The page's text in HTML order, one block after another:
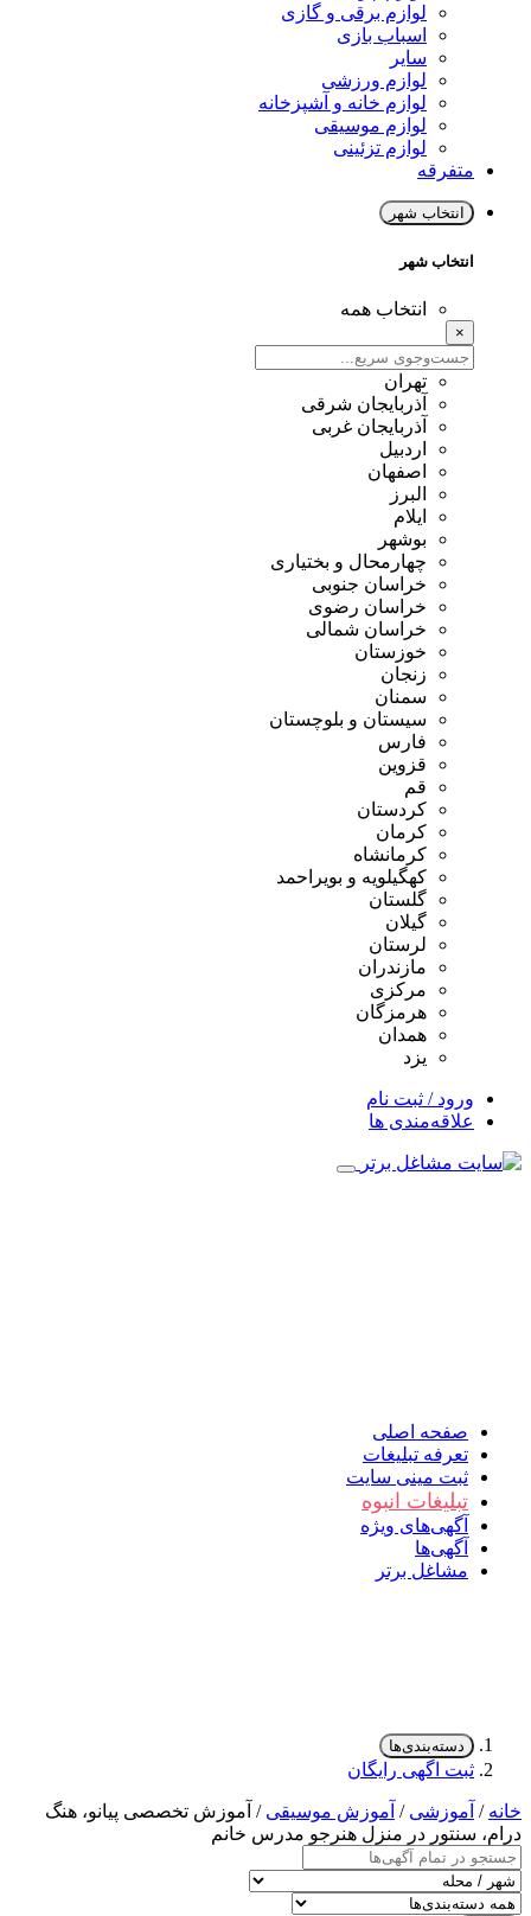
لوازم برقی و گازی
اسباب بازی
سایر
لوازم ورزشی
لوازم خانه و آشپزخانه
لوازم موسیقی
لوازم تزئینی
متفرقه
انتخاب شهر
انتخاب شهر
انتخاب همه
تهران
آذربایجان شرقی
آذربایجان غربی
اردبیل
اصفهان
البرز
ایلام
بوشهر
چهارمحال و بختیاری
خراسان جنوبی
خراسان رضوی
خراسان شمالی
خوزستان
زنجان
سمنان
سیستان و بلوچستان
فارس
قزوین
قم
کردستان
کرمان
کرمانشاه
کهگیلویه و بویراحمد
گلستان
گیلان
لرستان
مازندران
مرکزی
هرمزگان
همدان
یزد
ورود / ثبت نام
علاقه‌مندی ها
صفحه اصلی
تعرفه تبلیغات
ثبت مینی سایت
تبلیغات انبوه
آگهی‌های ویژه
آگهی‌ها
مشاغل برتر
دسته‌بندی‌ها
ثبت اگهی رایگان
/آموزشی/آموزش موسیقی/ آموزش تخصصی پیانو، هنگ
سنتور در منزل هنرجو مدرس خانم